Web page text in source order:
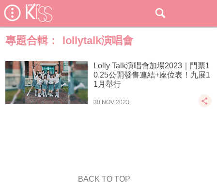
專題合輯： lollytalk演唱會
Lolly Talk演唱會加場2023｜門票1
0.25公開發售連結+座位表！九展1
1月舉行
30 NOV 2023
BACK TO TOP